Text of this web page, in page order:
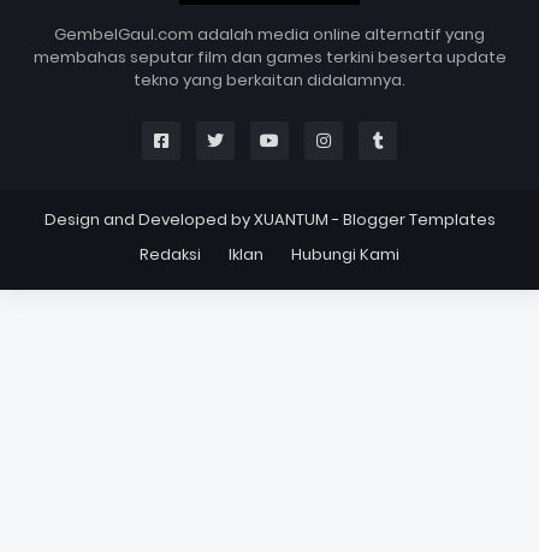
GembelGaul.com adalah media online alternatif yang
membahas seputar film dan games terkini beserta update
tekno yang berkaitan didalamnya.
Design and Developed byXUANTUM- Blogger Templates
Redaksi
Iklan Hubungi Kami